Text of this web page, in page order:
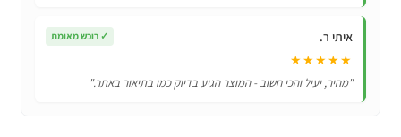
איתי ר. ✓ רוכש מאומת
★★★★★
"מהיר, יעיל והכי חשוב - המוצר הגיע בדיוק כמו בתיאור באתר."